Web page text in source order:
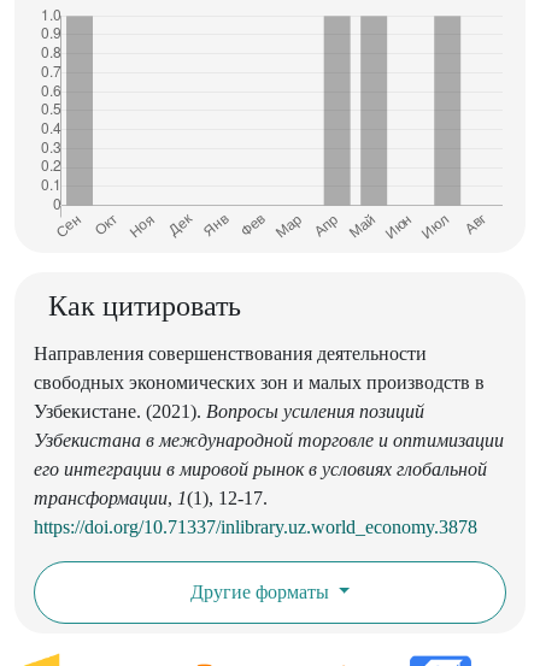
Как цитировать
Направления совершенствования деятельности
свободных экономических зон и малых производств в
Узбекистане. (2021). Вопросы усиления позиций
Узбекистана в международной торговле и оптимизации
его интеграции в мировой рынок в условиях глобальной
трансформации, 1(1), 12-17.
https://doi.org/10.71337/inlibrary.uz.world_economy.3878
Другие форматы